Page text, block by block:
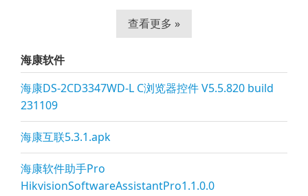
查看更多 »
海康软件
海康DS-2CD3347WD-L C浏览器控件 V5.5.820 build
231109
海康互联5.3.1.apk
海康软件助手Pro
HikvisionSoftwareAssistantPro1.1.0.0